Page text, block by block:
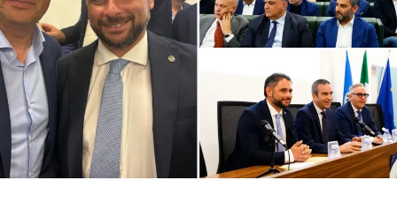
ECONOMIA E LAVORO
EVENTI
SPORT
Streaming